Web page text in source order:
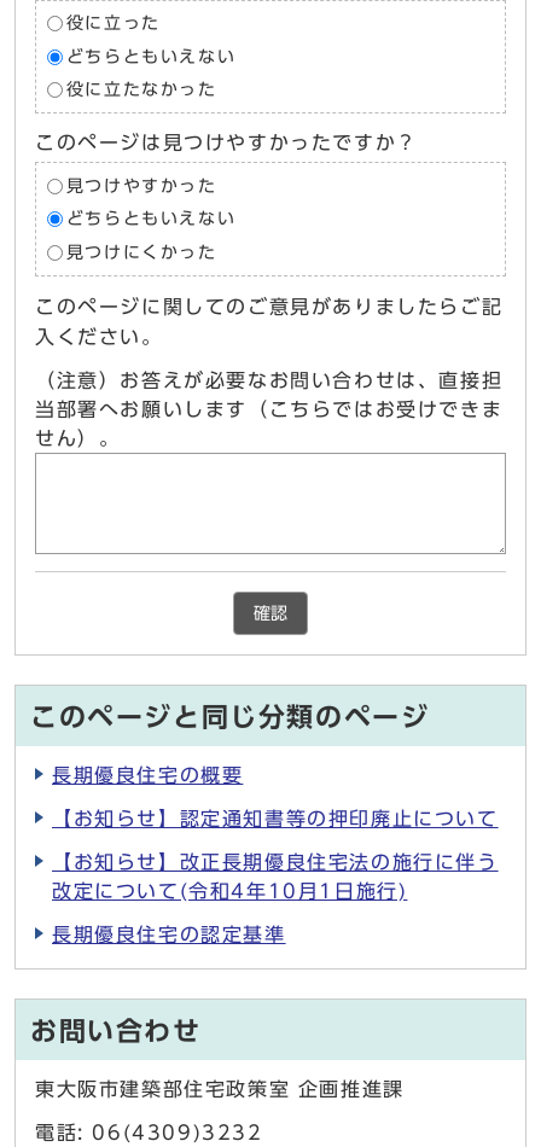
役に立った
どちらともいえない
役に立たなかった
このページは見つけやすかったですか？
見つけやすかった
どちらともいえない
見つけにくかった
このページに関してのご意見がありましたらご記
入ください。
（注意）お答えが必要なお問い合わせは、直接担
当部署へお願いします（こちらではお受けできま
せん）。
確認
このページと同じ分類のページ
長期優良住宅の概要
【お知らせ】認定通知書等の押印廃止について
【お知らせ】改正長期優良住宅法の施行に伴う
改定について(令和4年10月1日施行)
長期優良住宅の認定基準
お問い合わせ
東大阪市建築部住宅政策室 企画推進課
電話: 06(4309)3232